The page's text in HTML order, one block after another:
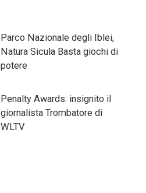
Parco Nazionale degli Iblei,
Natura Sicula Basta giochi di
potere
Penalty Awards: insignito il
giornalista Trombatore di
WLTV